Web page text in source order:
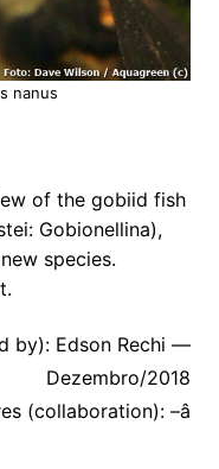
nanus
of the gobiid fish
Gobionellina),
species.
by): Edson Rechi —
Dezembro/2018
(collaboration): –â